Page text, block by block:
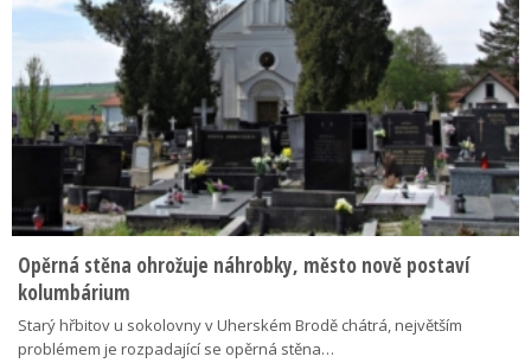
Opěrná stěna ohrožuje náhrobky, město nově postaví
kolumbárium
Starý hřbitov u sokolovny v Uherském Brodě chátrá, největším
problémem je rozpadající se opěrná stěna…